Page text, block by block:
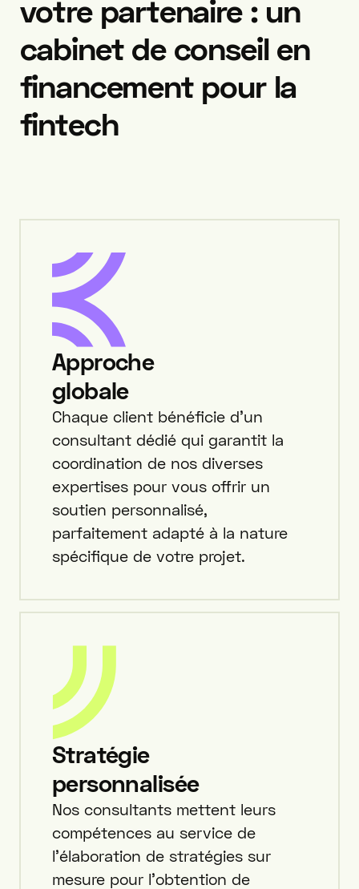
votre partenaire : un
cabinet de conseil en
financement pour la
fintech
Approche
globale
Chaque client bénéficie d'un
consultant dédié qui garantit la
coordination de nos diverses
expertises pour vous offrir un
soutien personnalisé,
parfaitement adapté à la nature
spécifique de votre projet.
Stratégie
personnalisée
Nos consultants mettent leurs
compétences au service de
l'élaboration de stratégies sur
mesure pour l'obtention de